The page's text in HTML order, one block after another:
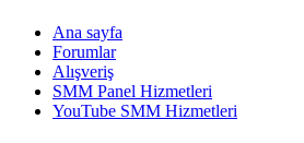
Ana sayfa
Forumlar
Alışveriş
SMM Panel Hizmetleri
YouTube SMM Hizmetleri